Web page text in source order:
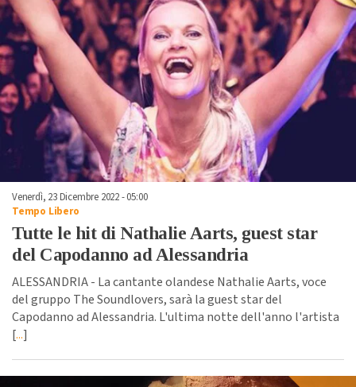
Venerdì, 23 Dicembre 2022 - 05:00
Tempo Libero
Tutte le hit di Nathalie Aarts, guest star
del Capodanno ad Alessandria
ALESSANDRIA - La cantante olandese Nathalie Aarts, voce
del gruppo The Soundlovers, sarà la guest star del
Capodanno ad Alessandria. L'ultima notte dell'anno l'artista
[...]